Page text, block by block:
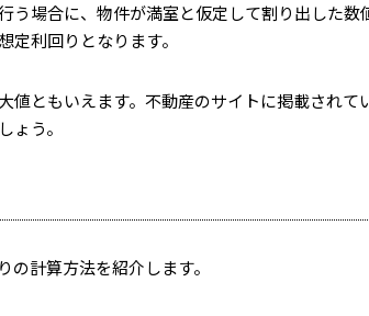
う場合に、物件が満室と仮定して割り出した
利回りとなります。
値ともいえます。不動産のサイトに掲載され
ょう。
計算方法を紹介します。